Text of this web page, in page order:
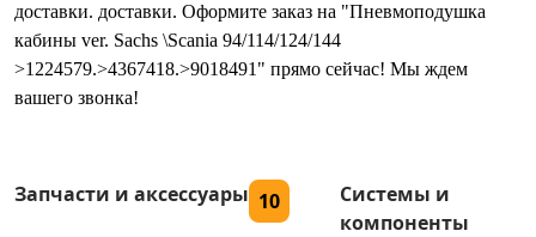
доставки. доставки. Оформите заказ на "Пневмоподушка
кабины ver. Sachs \Scania 94/114/124/144
>1224579.>4367418.>9018491" прямо сейчас! Мы ждем
вашего звонка!
Запчасти и аксессуары 10
Системы и
компоненты